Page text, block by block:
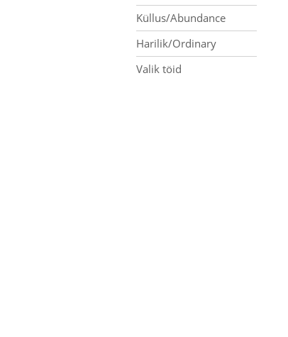
Küllus/Abundance
Harilik/Ordinary
Valik töid